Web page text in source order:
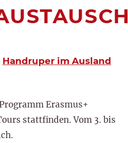
Handruper im Ausland
Erasmus+
stattfinden. Vom 3. bis